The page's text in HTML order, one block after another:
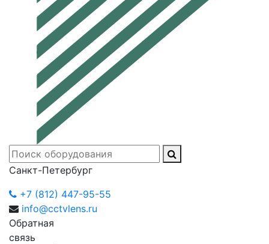
Санкт-Петербург
+7 (812) 447-95-55
info@cctvlens.ru
Обратная
связь